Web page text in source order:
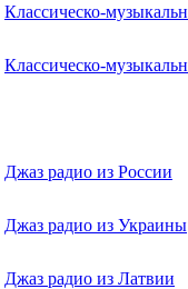
Классическо-
Классическо-
Джаз радио из России
Джаз радио из Украины
Джаз радио из Латвии